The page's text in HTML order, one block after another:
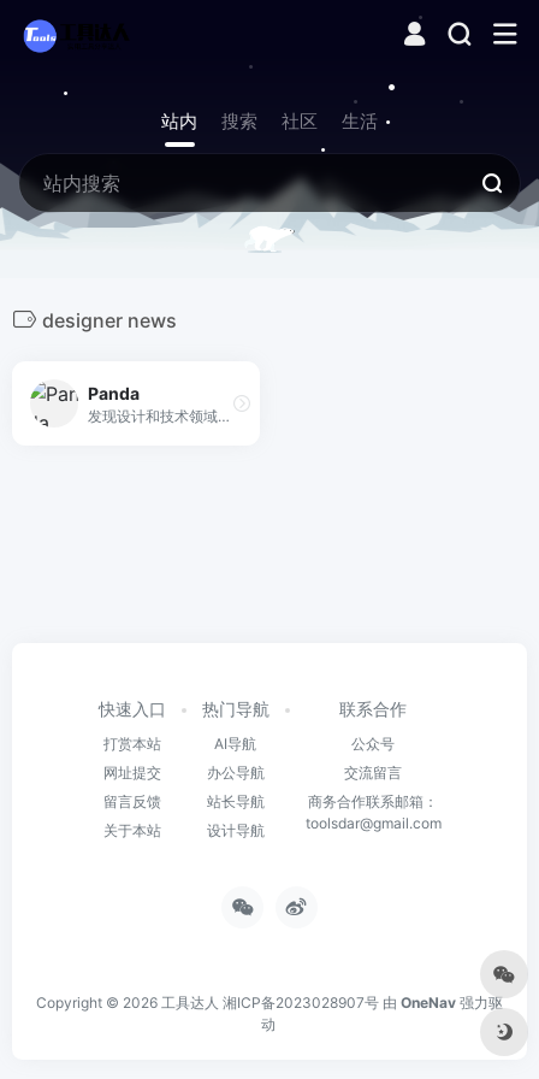
站内 搜索 社区 生活
designer news
Panda
发现设计和技术领域的最佳工具、资源和灵感。
快速入口
打赏本站
网址提交
留言反馈
关于本站
热门导航
AI导航
办公导航
站长导航
设计导航
联系合作
公众号
交流留言
商务合作联系邮箱：
toolsdar@gmail.com
Copyright © 2026 工具达人 湘ICP备2023028907号 由 OneNav 强力驱
动